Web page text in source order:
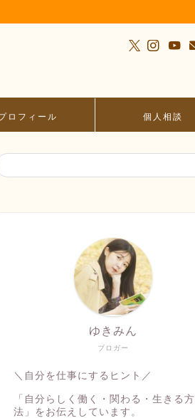
ロフィール 個人相談
ブロガー
ゆきみん
＼自分を仕事にするヒント／
「自分らしく働く・関わる・生きる方
法」をお伝えしています。